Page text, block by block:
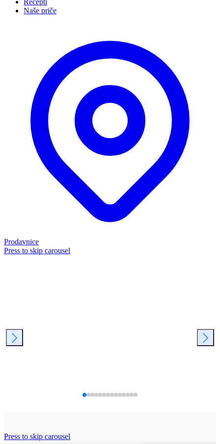
Recepti
Naše priče
Prodavnice
Press to skip carousel
Press to skip carousel